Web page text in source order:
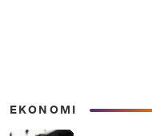
EKONOMI